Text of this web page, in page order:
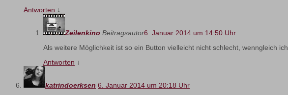
Antworten ↓
Zeilenkino Beitragsautor6. Januar 2014 um 14:50 Uhr
Als weitere Möglichkeit ist so ein Button vielleicht nicht schlecht, wenngleich
Antworten ↓
katrindoerksen 6. Januar 2014 um 20:18 Uhr